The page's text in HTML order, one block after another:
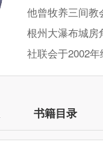
他曾牧养三间教
根州大瀑布城房
社联会于2002
书籍目录